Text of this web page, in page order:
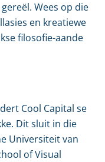
Wees op die
en kreatiewe
filosofie-aande
Cool Capital se
Dit sluit in die
Universiteit van
of Visual